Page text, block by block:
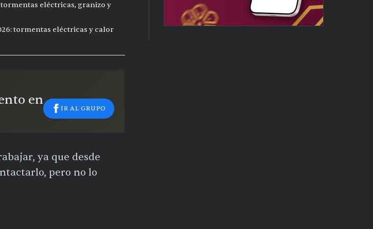
tormentas eléctricas, granizo y
tormentas eléctricas y calor
en
IR AL GRUPO
ya que desde
pero no lo